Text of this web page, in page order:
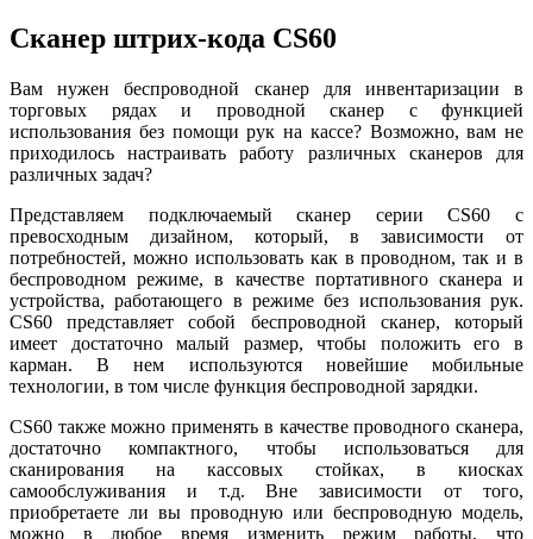
Сканер штрих-кода CS60
Вам нужен беспроводной сканер для инвентаризации в
торговых рядах и проводной сканер с функцией
использования без помощи рук на кассе? Возможно, вам не
приходилось настраивать работу различных сканеров для
различных задач?
Представляем подключаемый сканер серии CS60 с
превосходным дизайном, который, в зависимости от
потребностей, можно использовать как в проводном, так и в
беспроводном режиме, в качестве портативного сканера и
устройства, работающего в режиме без использования рук.
CS60 представляет собой беспроводной сканер, который
имеет достаточно малый размер, чтобы положить его в
карман. В нем используются новейшие мобильные
технологии, в том числе функция беспроводной зарядки.
CS60 также можно применять в качестве проводного сканера,
достаточно компактного, чтобы использоваться для
сканирования на кассовых стойках, в киосках
самообслуживания и т.д. Вне зависимости от того,
приобретаете ли вы проводную или беспроводную модель,
можно в любое время изменить режим работы, что